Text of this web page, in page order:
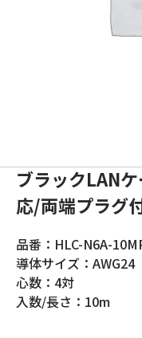
ブラックLAN
応/両端プラグ
品番：HLC-N6A-
導体サイズ：AWG24
心数：4対
入数/長さ：10m